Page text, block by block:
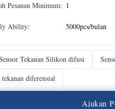
Pesanan Minimum: 1
Ability: 5000pcs/bulan
Tekanan Silikon difusi
tekanan diferensial
Ajukan P